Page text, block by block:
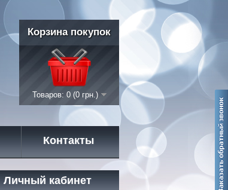
Корзина покупок
Товаров: 0 (0 грн.)
Контакты
Личный кабинет